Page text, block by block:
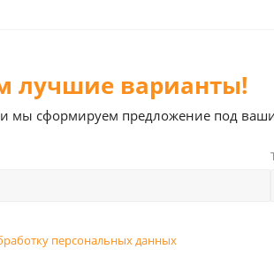
лучшие варианты!
и мы сформируем предложение под
персональных данных